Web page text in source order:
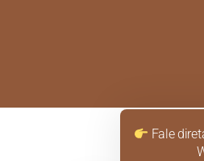
Fale